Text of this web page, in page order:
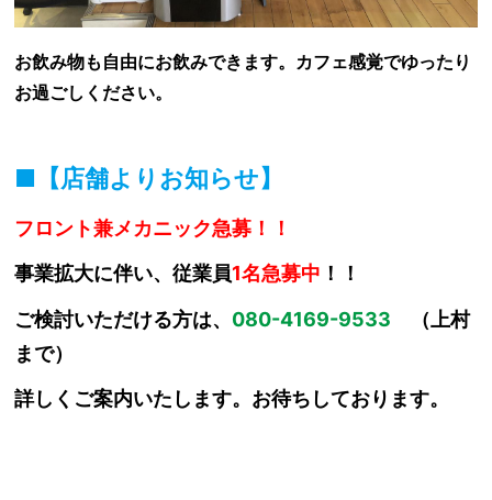
お飲み物も自由にお飲みできます。カフェ感覚でゆったり
お過ごしください。
■【店舗よりお知らせ】
フロント兼メカニック急募！！
事業拡大に伴い、従業員1名急募中 ！！
ご検討いただける方は、 080-4169-9533 （上村
まで）
詳しくご案内いたします。お待ちしております。